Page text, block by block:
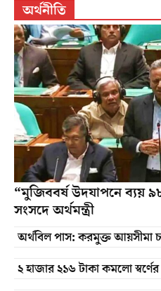
অর্থনীতি
“মুজিববর্ষ উদযাপনে ব্যয়
সংসদে অর্থমন্ত্রী
অর্থবিল পাস: করমুক্ত আয়সীমা
২ হাজার ২১৬ টাকা কমলো